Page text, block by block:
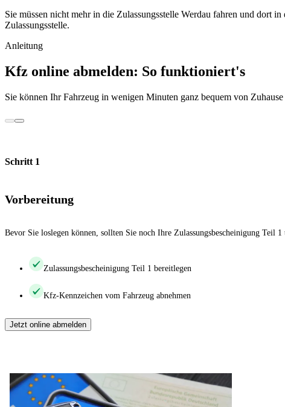
Sie müssen nicht mehr in die Zulassungsstelle Werdau fahren und dort
Zulassungsstelle.
Anleitung
Kfz online abmelden: So funktioniert's
Sie können Ihr Fahrzeug in wenigen Minuten ganz bequem von
Schritt 1
Vorbereitung
Bevor Sie loslegen können, sollten Sie noch Ihre Zulassungsbescheinigung Teil
Zulassungsbescheinigung Teil 1 bereitlegen
Kfz-Kennzeichen vom Fahrzeug abnehmen
Jetzt online abmelden